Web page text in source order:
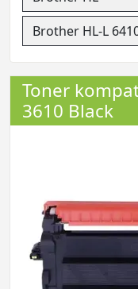
Toner
3610 Black